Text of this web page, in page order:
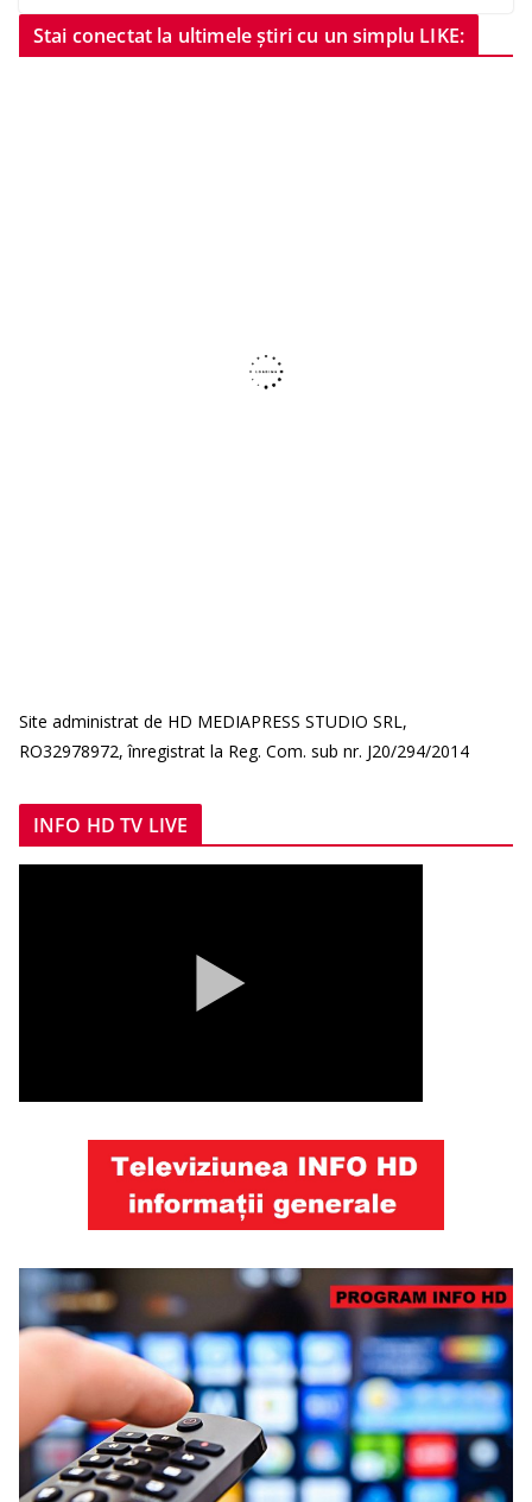
Stai conectat la ultimele știri cu un simplu LIKE:
Site administrat de HD MEDIAPRESS STUDIO SRL,
RO32978972, înregistrat la Reg. Com. sub nr. J20/294/2014
INFO HD TV LIVE